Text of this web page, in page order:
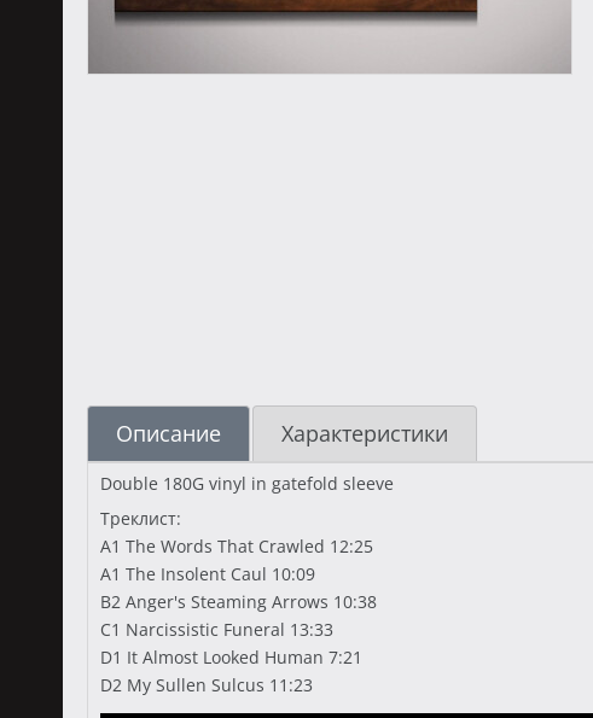
Описание Характеристики
Double 180G vinyl in gatefold sleeve
Треклист:
A1 The Words That Crawled 12:25
A1 The Insolent Caul 10:09
B2 Anger's Steaming Arrows 10:38
C1 Narcissistic Funeral 13:33
D1 It Almost Looked Human 7:21
D2 My Sullen Sulcus 11:23